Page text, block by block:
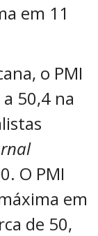
em 11
o PMI
50,4 na
O PMI
em
de 50,